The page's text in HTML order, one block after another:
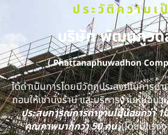
ประวัติความเ
บริษัท พัฒนภูวด
( Phattanaphuwadhon
ได้ดำเนินการโดยมีวัตถุประสงค์ในการด
ถอนให้เช่านั่งร้าน และบริการงานหุ้มฉ
ประสบการณ์การทำงานไม่น้อยกว่า
คุณภาพมากกว่า 50 คน(โดยมีแรง